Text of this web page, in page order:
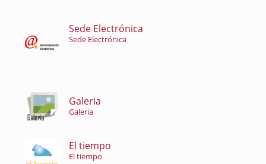
Sede Electrónica
Sede Electrónica
Galeria
Galeria
El tiempo
El tiempo